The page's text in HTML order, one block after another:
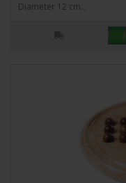
Diameter 12 cm...